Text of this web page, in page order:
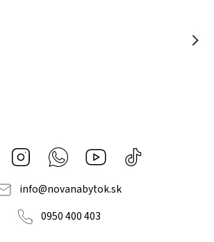
Facebook Instagram Whatsapp Youtube
nábytok
info@novanabytok.sk
0950 400 403